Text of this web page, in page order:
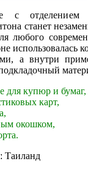
с
станет
любого
использовалась
а внутри
для купюр и бумаг,
карт,
окошком,
Таиланд